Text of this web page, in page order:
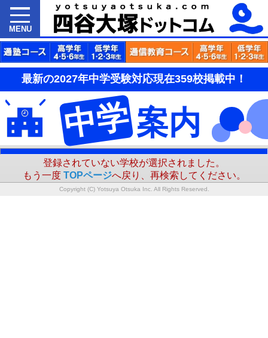
MENU
最新の2027年中学受験対応現在359校掲載中！
中学案内
登録されていない学校が選択されました。
もう一度 TOPページへ戻り、再検索してください。
Copyright (C) Yotsuya Otsuka Inc. All Rights Reserved.